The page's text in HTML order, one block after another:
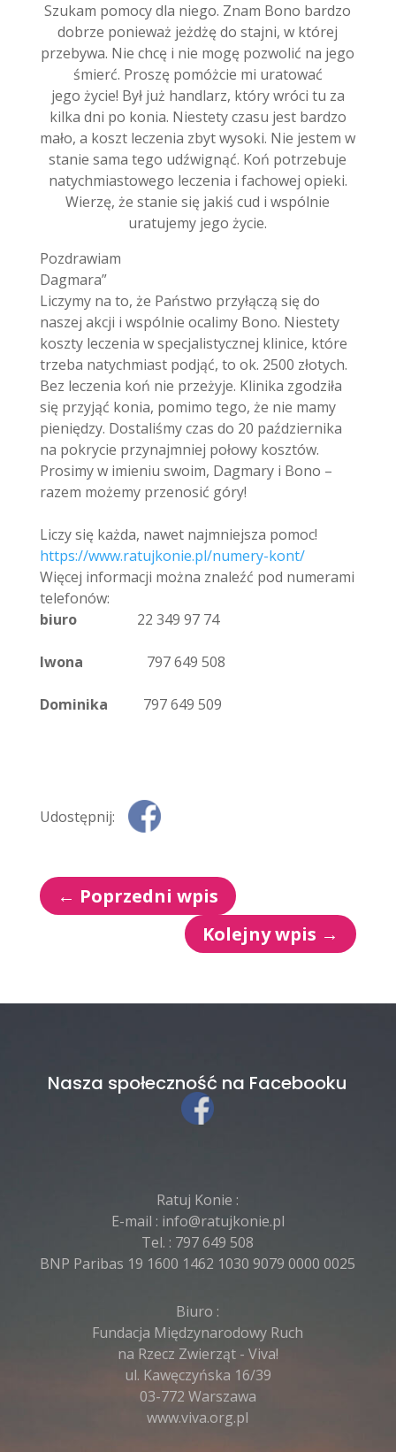
Szukam pomocy dla niego. Znam Bono bardzo
dobrze ponieważ jeżdżę do stajni, w której
przebywa. Nie chcę i nie mogę pozwolić na jego
śmierć. Proszę pomóżcie mi uratować
jego życie! Był już handlarz, który wróci tu za
kilka dni po konia. Niestety czasu jest bardzo
mało, a koszt leczenia zbyt wysoki. Nie jestem w
stanie sama tego udźwignąć. Koń potrzebuje
natychmiastowego leczenia i fachowej opieki.
Wierzę, że stanie się jakiś cud i wspólnie
uratujemy jego życie.
Pozdrawiam
Dagmara”
Liczymy na to, że Państwo przyłączą się do
naszej akcji i wspólnie ocalimy Bono. Niestety
koszty leczenia w specjalistycznej klinice, które
trzeba natychmiast podjąć, to ok. 2500 złotych.
Bez leczenia koń nie przeżyje. Klinika zgodziła
się przyjąć konia, pomimo tego, że nie mamy
pieniędzy. Dostaliśmy czas do 20 października
na pokrycie przynajmniej połowy kosztów.
Prosimy w imieniu swoim, Dagmary i Bono –
razem możemy przenosić góry!
Liczy się każda, nawet najmniejsza pomoc!
https://www.ratujkonie.pl/numery-kont/
Więcej informacji można znaleźć pod numerami
telefonów:
biuro 22 349 97 74
Iwona 797 649 508
Dominika 797 649 509
Udostępnij:
← Poprzedni wpis
Kolejny wpis →
Nasza społeczność na Facebooku
Ratuj Konie :
E-mail : info@ratujkonie.pl
Tel. : 797 649 508
BNP Paribas 19 1600 1462 1030 9079 0000 0025
Biuro :
Fundacja Międzynarodowy Ruch
na Rzecz Zwierząt - Viva!
ul. Kawęczyńska 16/39
03-772 Warszawa
www.viva.org.pl